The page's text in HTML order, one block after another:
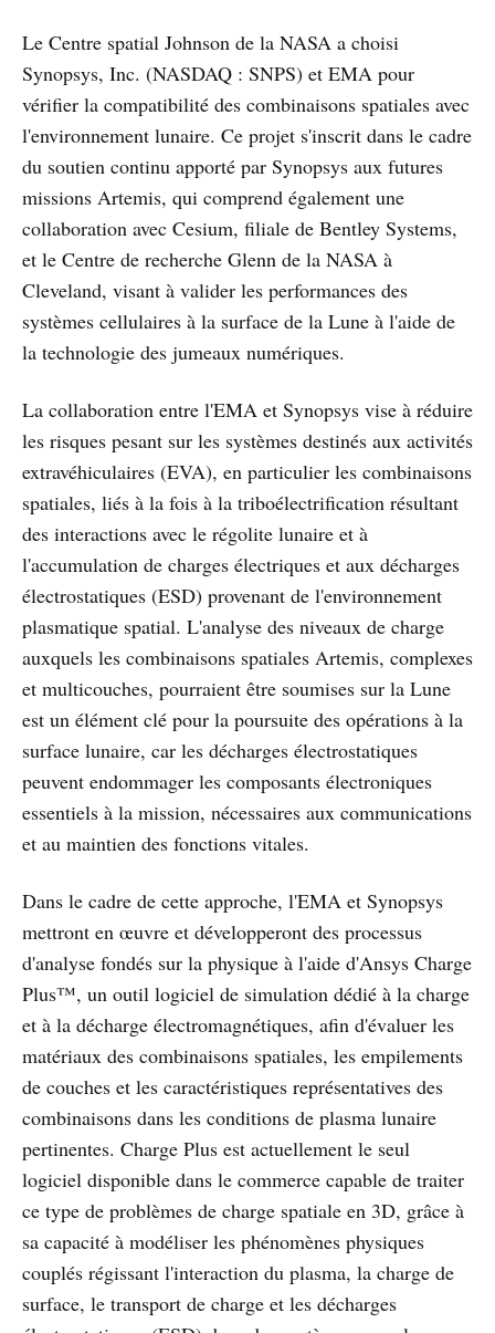
Le Centre spatial Johnson de la NASA a choisi
Synopsys, Inc. (NASDAQ : SNPS) et EMA pour
vérifier la compatibilité des combinaisons spatiales avec
l'environnement lunaire. Ce projet s'inscrit dans le cadre
du soutien continu apporté par Synopsys aux futures
missions Artemis, qui comprend également une
collaboration avec Cesium, filiale de Bentley Systems,
et le Centre de recherche Glenn de la NASA à
Cleveland, visant à valider les performances des
systèmes cellulaires à la surface de la Lune à l'aide de
la technologie des jumeaux numériques.
La collaboration entre l'EMA et Synopsys vise à réduire
les risques pesant sur les systèmes destinés aux activités
extravéhiculaires (EVA), en particulier les combinaisons
spatiales, liés à la fois à la triboélectrification résultant
des interactions avec le régolite lunaire et à
l'accumulation de charges électriques et aux décharges
électrostatiques (ESD) provenant de l'environnement
plasmatique spatial. L'analyse des niveaux de charge
auxquels les combinaisons spatiales Artemis, complexes
et multicouches, pourraient être soumises sur la Lune
est un élément clé pour la poursuite des opérations à la
surface lunaire, car les décharges électrostatiques
peuvent endommager les composants électroniques
essentiels à la mission, nécessaires aux communications
et au maintien des fonctions vitales.
Dans le cadre de cette approche, l'EMA et Synopsys
mettront en œuvre et développeront des processus
d'analyse fondés sur la physique à l'aide d'Ansys Charge
Plus™, un outil logiciel de simulation dédié à la charge
et à la décharge électromagnétiques, afin d'évaluer les
matériaux des combinaisons spatiales, les empilements
de couches et les caractéristiques représentatives des
combinaisons dans les conditions de plasma lunaire
pertinentes. Charge Plus est actuellement le seul
logiciel disponible dans le commerce capable de traiter
ce type de problèmes de charge spatiale en 3D, grâce à
sa capacité à modéliser les phénomènes physiques
couplés régissant l'interaction du plasma, la charge de
surface, le transport de charge et les décharges